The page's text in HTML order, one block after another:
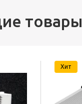
товары
Хит